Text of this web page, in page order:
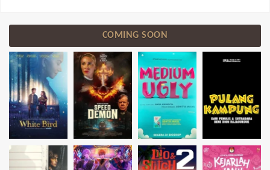
COMING SOON